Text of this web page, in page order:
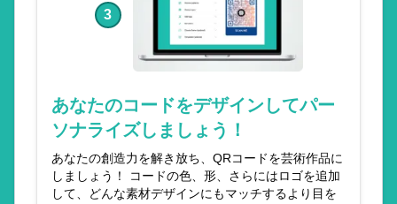
3
あなたのコードをデザインしてパー
ソナライズしましょう！
あなたの創造力を解き放ち、QRコードを芸術作品に
しましょう！ コードの色、形、さらにはロゴを追加
して、どんな素材デザインにもマッチするより目を